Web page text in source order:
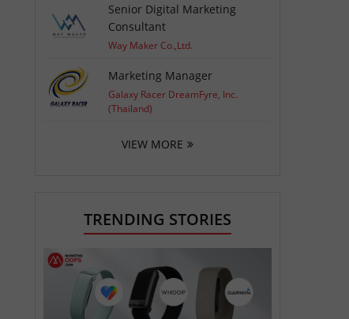
Senior Digital Marketing
Consultant
Way Maker Co.,Ltd.
Marketing Manager
Galaxy Racer DreamFyre, Inc.
(Thailand)
VIEW MORE
TRENDING STORIES